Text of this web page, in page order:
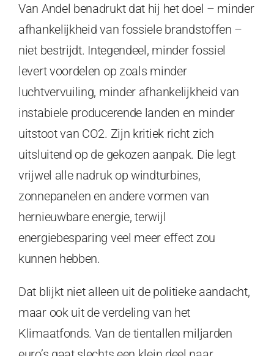
Van Andel benadrukt dat hij het doel – minder
afhankelijkheid van fossiele brandstoffen –
niet bestrijdt. Integendeel, minder fossiel
levert voordelen op zoals minder
luchtvervuiling, minder afhankelijkheid van
instabiele producerende landen en minder
uitstoot van CO2. Zijn kritiek richt zich
uitsluitend op de gekozen aanpak. Die legt
vrijwel alle nadruk op windturbines,
zonnepanelen en andere vormen van
hernieuwbare energie, terwijl
energiebesparing veel meer effect zou
kunnen hebben.
Dat blijkt niet alleen uit de politieke aandacht,
maar ook uit de verdeling van het
Klimaatfonds. Van de tientallen miljarden